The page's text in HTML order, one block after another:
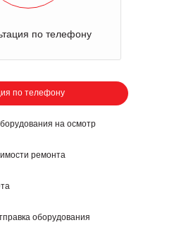
по телефону
по телефону
на осмотр
ремонта
оборудования